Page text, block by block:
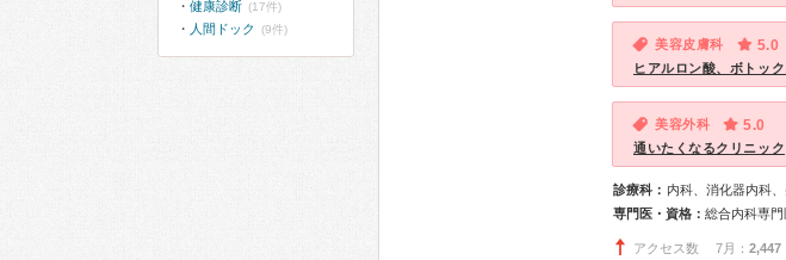
美容皮膚科 5.0
ヒアルロン酸、ボトック
美容外科 5.0
通いたくなるクリニック
診療科： 内科、消化器内科
専門医・資格： 総合内科専
アクセス数 7月： 2,447
健康診断 (17件)
人間ドック (9件)